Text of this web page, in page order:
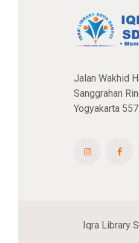
Jalan Wakhid
Sanggrahan
Yogyakarta
Iqra Library